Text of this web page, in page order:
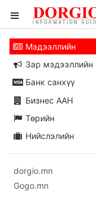
Мэдээллийн
Зар мэдээллийн
Банк санхүү
Бизнес ААН
Төрийн
Нийслэлийн
dorgio.mn
Gogo.mn